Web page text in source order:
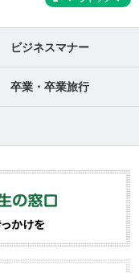
ビジネスマナー
卒業・卒業旅行